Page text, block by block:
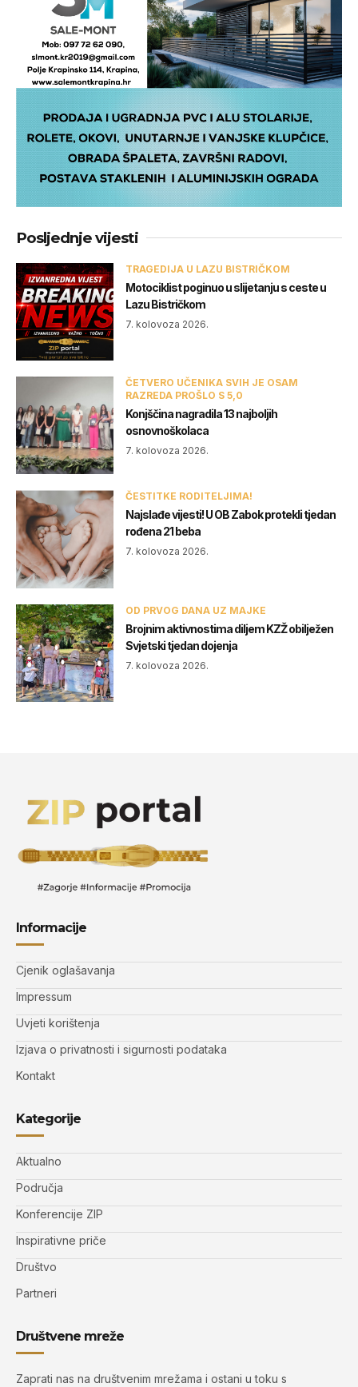
Posljednje vijesti
TRAGEDIJA U LAZU BISTRIČKOM
Motociklist poginuo u slijetanju s ceste u
Lazu Bistričkom
7. kolovoza 2026.
ČETVERO UČENIKA SVIH JE OSAM
RAZREDA PROŠLO S 5,0
Konjščina nagradila 13 najboljih
osnovnoškolaca
7. kolovoza 2026.
ČESTITKE RODITELJIMA!
Najslađe vijesti! U OB Zabok protekli tjedan
rođena 21 beba
7. kolovoza 2026.
OD PRVOG DANA UZ MAJKE
Brojnim aktivnostima diljem KZŽ obilježen
Svjetski tjedan dojenja
7. kolovoza 2026.
Informacije
Cjenik oglašavanja
Impressum
Uvjeti korištenja
Izjava o privatnosti i sigurnosti podataka
Kontakt
Kategorije
Aktualno
Područja
Konferencije ZIP
Inspirativne priče
Društvo
Partneri
Društvene mreže
Zaprati nas na društvenim mrežama i ostani u toku s